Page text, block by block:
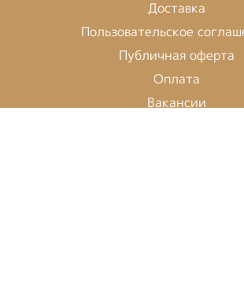
Доставка
Пользовательское
Публичная оферта
Оплата
Вакансии